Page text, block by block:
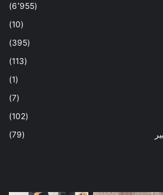
(6٬955)
(10)
(395)
(113)
(1)
(7)
(102)
(79)